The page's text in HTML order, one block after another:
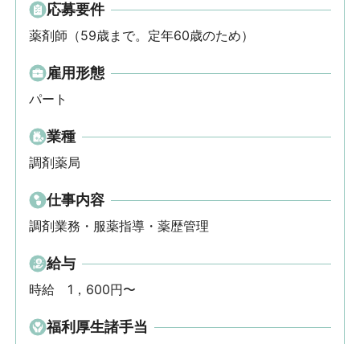
応募要件
薬剤師（59歳まで。定年60歳のため）
雇用形態
パート
業種
調剤薬局
仕事内容
調剤業務・服薬指導・薬歴管理
給与
時給　1，600円〜
福利厚生諸手当